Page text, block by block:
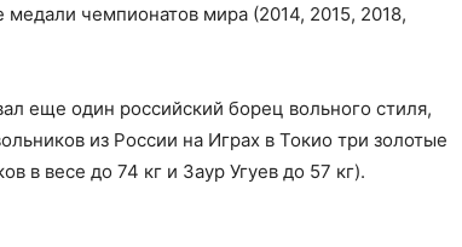
чемпионатов мира (2014, 2015, 2018,
еще один российский борец вольного стиля,
из России на Играх в Токио три золотые
в весе до 74 кг и Заур Угуев до 57 кг).